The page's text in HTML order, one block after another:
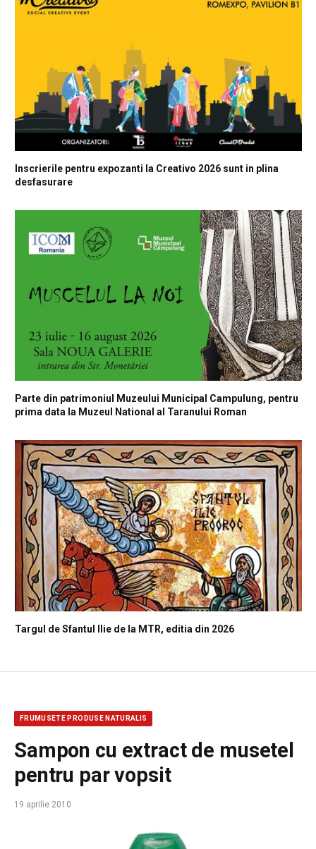
Inscrierile pentru expozanti la Creativo 2026 sunt in plina
desfasurare
Parte din patrimoniul Muzeului Municipal Campulung, pentru
prima data la Muzeul National al Taranului Roman
Targul de Sfantul Ilie de la MTR, editia din 2026
FRUMUSETE PRODUSE NATURALIS
Sampon cu extract de musetel
pentru par vopsit
19 aprilie 2010